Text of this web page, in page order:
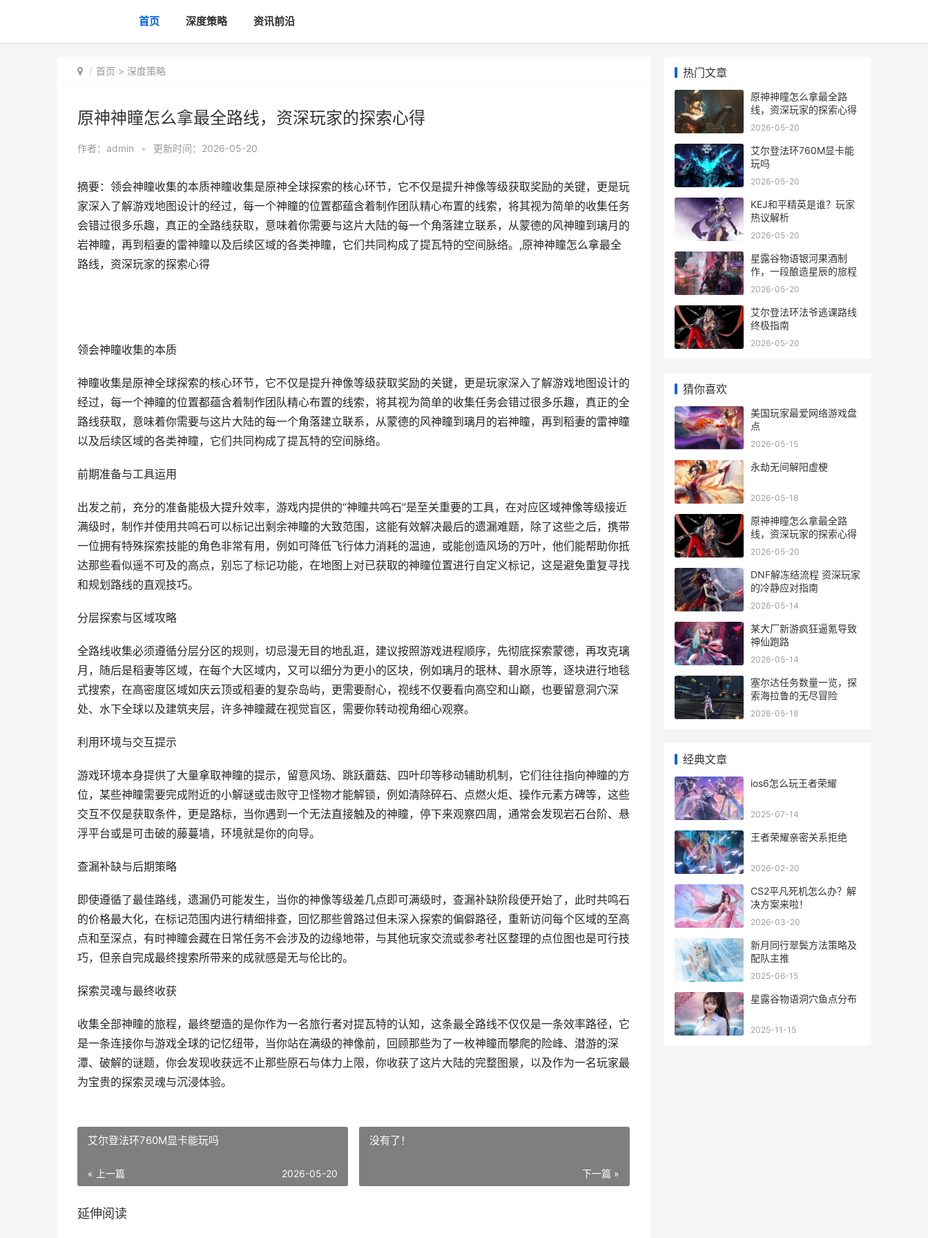
首页 深度策略 资讯前沿
首页 > 深度策略
原神神瞳怎么拿最全路线，资深玩家的探索心得
作者： admin • 更新时间：2026-05-20
摘要：领会神瞳收集的本质神瞳收集是原神全球探索的核心环节，它不仅是提升神像等级获取奖励的关键，更是玩
家深入了解游戏地图设计的经过，每一个神瞳的位置都蕴含着制作团队精心布置的线索，将其视为简单的收集任务
会错过很多乐趣，真正的全路线获取，意味着你需要与这片大陆的每一个角落建立联系，从蒙德的风神瞳到璃月的
岩神瞳，再到稻妻的雷神瞳以及后续区域的各类神瞳，它们共同构成了提瓦特的空间脉络。,原神神瞳怎么拿最全
路线，资深玩家的探索心得
领会神瞳收集的本质
神瞳收集是原神全球探索的核心环节，它不仅是提升神像等级获取奖励的关键，更是玩家深入了解游戏地图设计的
经过，每一个神瞳的位置都蕴含着制作团队精心布置的线索，将其视为简单的收集任务会错过很多乐趣，真正的全
路线获取，意味着你需要与这片大陆的每一个角落建立联系，从蒙德的风神瞳到璃月的岩神瞳，再到稻妻的雷神瞳
以及后续区域的各类神瞳，它们共同构成了提瓦特的空间脉络。
前期准备与工具运用
出发之前，充分的准备能极大提升效率，游戏内提供的“神瞳共鸣石”是至关重要的工具，在对应区域神像等级接近
满级时，制作并使用共鸣石可以标记出剩余神瞳的大致范围，这能有效解决最后的遗漏难题，除了这些之后，携带
一位拥有特殊探索技能的角色非常有用，例如可降低飞行体力消耗的温迪，或能创造风场的万叶，他们能帮助你抵
达那些看似遥不可及的高点，别忘了标记功能，在地图上对已获取的神瞳位置进行自定义标记，这是避免重复寻找
和规划路线的直观技巧。
分层探索与区域攻略
全路线收集必须遵循分层分区的规则，切忌漫无目的地乱逛，建议按照游戏进程顺序，先彻底探索蒙德，再攻克璃
月，随后是稻妻等区域，在每个大区域内，又可以细分为更小的区块，例如璃月的珉林、碧水原等，逐块进行地毯
式搜索，在高密度区域如庆云顶或稻妻的复杂岛屿，更需要耐心，视线不仅要看向高空和山巅，也要留意洞穴深
处、水下全球以及建筑夹层，许多神瞳藏在视觉盲区，需要你转动视角细心观察。
利用环境与交互提示
游戏环境本身提供了大量拿取神瞳的提示，留意风场、跳跃蘑菇、四叶印等移动辅助机制，它们往往指向神瞳的方
位，某些神瞳需要完成附近的小解谜或击败守卫怪物才能解锁，例如清除碎石、点燃火炬、操作元素方碑等，这些
交互不仅是获取条件，更是路标，当你遇到一个无法直接触及的神瞳，停下来观察四周，通常会发现岩石台阶、悬
浮平台或是可击破的藤蔓墙，环境就是你的向导。
查漏补缺与后期策略
即使遵循了最佳路线，遗漏仍可能发生，当你的神像等级差几点即可满级时，查漏补缺阶段便开始了，此时共鸣石
的价格最大化，在标记范围内进行精细排查，回忆那些曾路过但未深入探索的偏僻路径，重新访问每个区域的至高
点和至深点，有时神瞳会藏在日常任务不会涉及的边缘地带，与其他玩家交流或参考社区整理的点位图也是可行技
巧，但亲自完成最终搜索所带来的成就感是无与伦比的。
探索灵魂与最终收获
收集全部神瞳的旅程，最终塑造的是你作为一名旅行者对提瓦特的认知，这条最全路线不仅仅是一条效率路径，它
是一条连接你与游戏全球的记忆纽带，当你站在满级的神像前，回顾那些为了一枚神瞳而攀爬的险峰、潜游的深
潭、破解的谜题，你会发现收获远不止那些原石与体力上限，你收获了这片大陆的完整图景，以及作为一名玩家最
为宝贵的探索灵魂与沉浸体验。
艾尔登法环760M显卡能玩吗
« 上一篇 2026-05-20
没有了！
下一篇 »
延伸阅读
热门文章
原神神瞳怎么拿最全路
线，资深玩家的探索心得
2026-05-20
艾尔登法环760M显卡能
玩吗
2026-05-20
KEJ和平精英是谁？玩家
热议解析
2026-05-20
星露谷物语银河果酒制
作，一段酿造星辰的旅程
2026-05-20
艾尔登法环法爷逃课路线
终极指南
2026-05-20
猜你喜欢
美国玩家最爱网络游戏盘
点
2026-05-15
永劫无间解阳虚梗
2026-05-18
原神神瞳怎么拿最全路
线，资深玩家的探索心得
2026-05-20
DNF解冻结流程 资深玩家
的冷静应对指南
2026-05-14
某大厂新游疯狂逼氪导致
神仙跑路
2026-05-14
塞尔达任务数量一览，探
索海拉鲁的无尽冒险
2026-05-18
经典文章
ios6怎么玩王者荣耀
2025-07-14
王者荣耀亲密关系拒绝
2026-02-20
CS2平凡死机怎么办？解
决方案来啦！
2026-03-20
新月同行翠鬓方法策略及
配队主推
2025-06-15
星露谷物语洞穴鱼点分布
2025-11-15